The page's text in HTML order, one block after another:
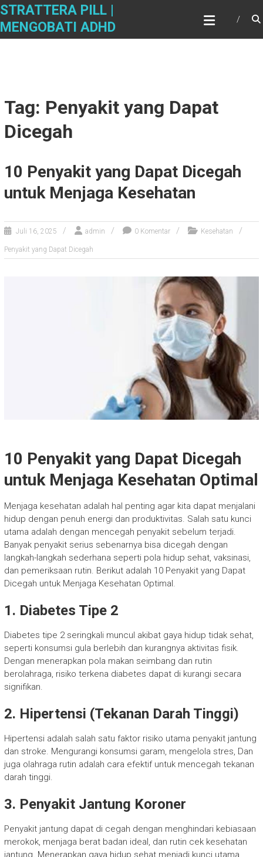
Skip
content
STRATTERA PILL |
MENGOBATI ADHD
Tag: Penyakit yang Dapat
Dicegah
10 Penyakit yang Dapat Dicegah
untuk Menjaga Kesehatan
Juli 16, 2025 admin 0 Komentar Kesehatan
Penyakit yang Dapat Dicegah
10 Penyakit yang Dapat Dicegah
untuk Menjaga Kesehatan Optimal
Menjaga kesehatan adalah hal penting agar kita dapat menjalani
hidup dengan penuh energi dan produktivitas. Salah satu kunci
utama adalah dengan mencegah penyakit sebelum terjadi.
Banyak penyakit serius sebenarnya bisa dicegah dengan
langkah-langkah sederhana seperti pola hidup sehat, vaksinasi,
dan pemeriksaan rutin. Berikut adalah 10 Penyakit yang Dapat
Dicegah untuk Menjaga Kesehatan Optimal.
1. Diabetes Tipe 2
Diabetes tipe 2 seringkali muncul akibat gaya hidup tidak sehat,
seperti konsumsi gula berlebih dan kurangnya aktivitas fisik.
Dengan menerapkan pola makan seimbang dan rutin
berolahraga, risiko terkena diabetes dapat di kurangi secara
signifikan.
2. Hipertensi (Tekanan Darah Tinggi)
Hipertensi adalah salah satu faktor risiko utama penyakit jantung
dan stroke. Mengurangi konsumsi garam, mengelola stres, Dan
juga olahraga rutin adalah cara efektif untuk mencegah tekanan
darah tinggi.
3. Penyakit Jantung Koroner
Penyakit jantung dapat di cegah dengan menghindari kebiasaan
merokok, menjaga berat badan ideal, dan rutin cek kesehatan